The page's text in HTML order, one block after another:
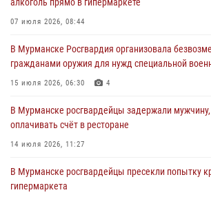
Сотрудники Росгвардии провели инструктаж по
антитеррористической защищенности для
31 июля 2026, 08:48 3
Сотрудники Росгвардии задержали мужчину, не
30 июля 2026, 14:09
В Управлении Росгвардии по Мурманской
30 июля 2026, 14:05
07 июля 2026, 08:44
В Мурманске Росгвардия организовала
гражданами оружия для нужд специальной
15 июля 2026, 06:30 4
В Мурманске росгвардейцы задержали мужчину,
оплачивать счёт в ресторане
14 июля 2026, 11:27
В Мурманске росгвардейцы пресекли попытку
гипермаркета